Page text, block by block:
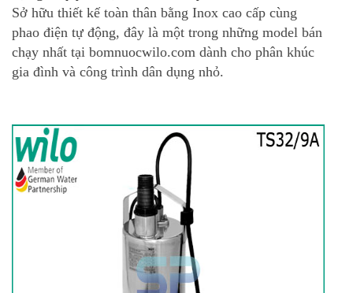
Sở hữu thiết kế toàn thân bằng Inox cao cấp cùng
phao điện tự động, đây là một trong những model bán
chạy nhất tại bomnuocwilo.com dành cho phân khúc
gia đình và công trình dân dụng nhỏ.